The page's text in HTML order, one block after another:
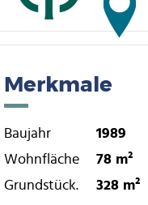
Merkmale
Baujahr
1989
Wohnfläche
78 m²
Grundstück.
328 m²